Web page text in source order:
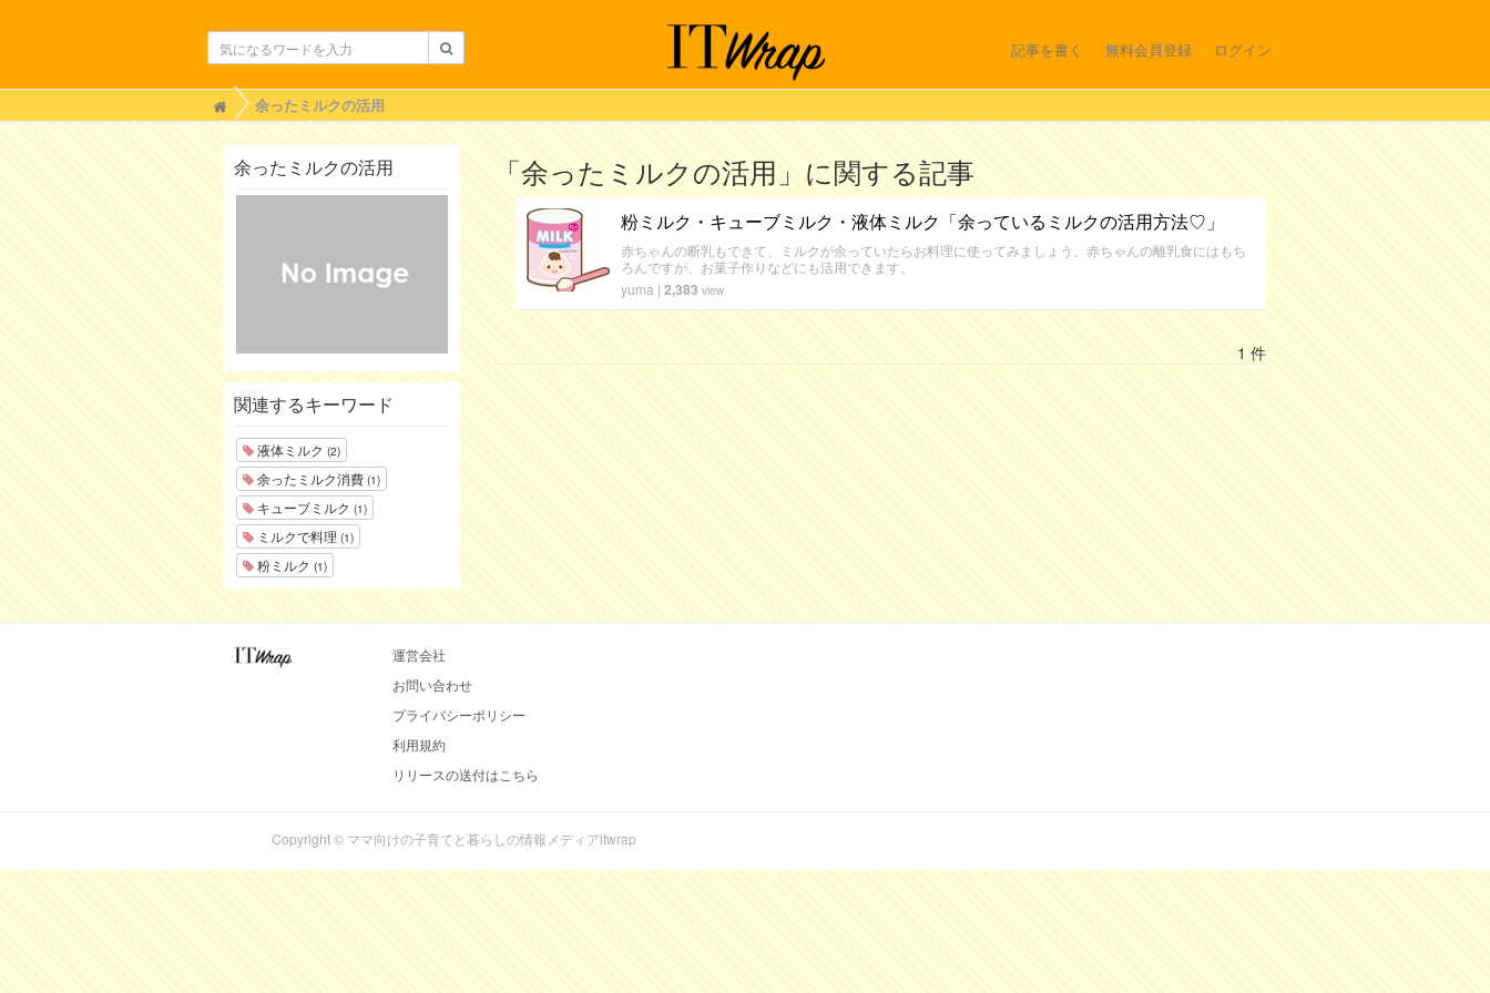
記事を書く 無料会員登録 ログイン
H
o
m
余ったミルクの活用
余ったミルクの活用
関連するキーワード
液体ミルク (2)
余ったミルク消費 (1)
キューブミルク (1)
ミルクで料理 (1)
粉ミルク (1)
「余ったミルクの活用」に関する記事
粉ミルク・キューブミルク・液体ミルク「余っているミルクの活用方法♡」
赤ちゃんの断乳もできて、ミルクが余っていたらお料理に使ってみましょう。赤ちゃんの離乳食にはもち
ろんですが、お菓子作りなどにも活用できます。
yuma | 2,383 view
1 件
運営会社
お問い合わせ
プライバシーポリシー
利用規約
リリースの送付はこちら
Copyright © ママ向けの子育てと暮らしの情報メディアitwrap